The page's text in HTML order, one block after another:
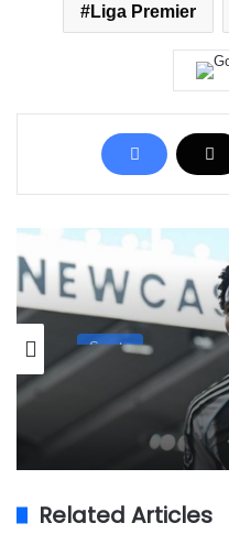
Liga Premier
Sports
18/05/2026
Dua Gol Will
Newcastle 3-1
Related Articles